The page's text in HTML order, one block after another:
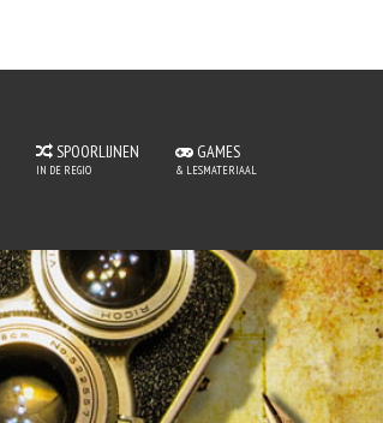
SPOORLIJNEN
IN DE REGIO
GAMES
& LESMATERIAAL